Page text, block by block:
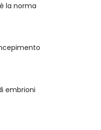
la norma
embrioni